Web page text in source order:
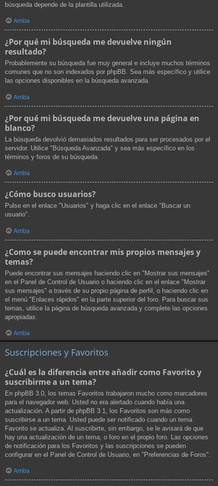
búsqueda depende de la plantilla utilizada.
Arriba
¿Por qué mi búsqueda me devuelve ningún
resultado?
Probablemente su búsqueda fue muy general e incluye muchos términos
comunes que no son indexados por phpBB. Sea más específico y utilice
las opciones disponibles en la búsqueda avanzada.
Arriba
¿Por qué mi búsqueda me devuelve una página en
blanco?
La búsqueda devolvió demasiados resultados para ser procesados por el
servidor. Utilice "Búsqueda Avanzada" y sea más específico en los
términos y foros de su búsqueda.
Arriba
¿Cómo busco usuarios?
Pulse en el enlace "Usuarios" y haga clic en el enlace "Buscar un
usuario".
Arriba
¿Como se puede encontrar mis propios mensajes y
temas?
Puede encontrar sus mensajes haciendo clic en "Mostrar sus mensajes"
en el Panel de Control de Usuario o haciendo clic en el enlace "Mostrar
sus mensajes" a través de su propio página de perfil, o haciendo clic en
el menú "Enlaces rápidos" en la parte superior del foro. Para buscar sus
temas, utilice la página de búsqueda avanzada y complete las opciones
apropiadas.
Arriba
Suscripciones y Favoritos
¿Cuál es la diferencia entre añadir como Favorito y
suscribirme a un tema?
En phpBB 3.0, los temas Favoritos trabajaron mucho como marcadores
para el navegador web. Usted no era alertado cuando había una
actualización. A partir de phpBB 3.1, los Favoritos son más como
suscribirse a un tema. Usted puede ser notificado cuando un tema
Favorito se actualiza. Al suscribirte, sin embargo, se le avisará de que
hay una actualización de un tema, o foro en el propio foro. Las opciones
de notificación para los Favoritos y las suscripciones se pueden
configurar en el Panel de Control de Usuario, en "Preferencias de Foros".
Arriba